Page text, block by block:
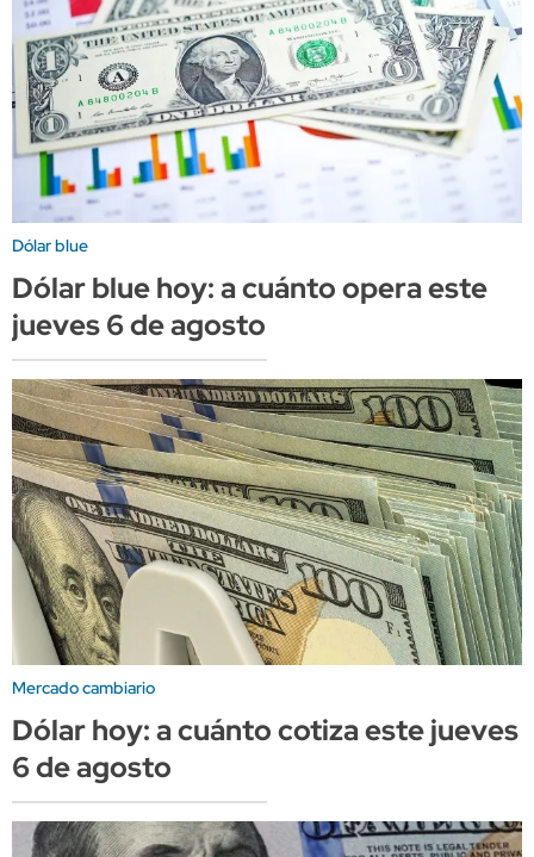
Dólar blue
Dólar blue hoy: a cuánto opera este
jueves 6 de agosto
Mercado cambiario
Dólar hoy: a cuánto cotiza este jueves
6 de agosto